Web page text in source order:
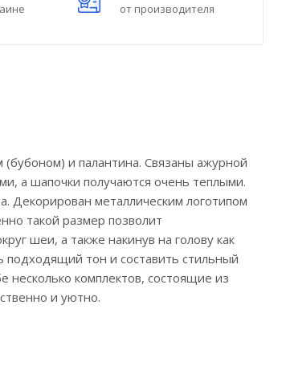
от производителя
и палантина. Связаны ажурной
а шапочки получаются очень теплыми.
Декорирован металлическим логотипом
такой размер позволит
шеи, а также накинув на голову как
подходящий тон и составить стильный
комплектов, состоящие из
и уютно.